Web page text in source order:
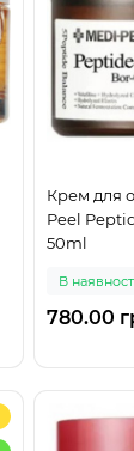
Крем для
Peel
50ml
В
780.00